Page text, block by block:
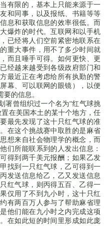
有限的，基本上只能来源于一
和同事，以及报纸、书籍等等
息和获取信息的效率很低。而
爆炸的时代。互联网和以手机
已经将人们空前紧密地联系在
重大事件，用不了多少时间就
而且唾手可得。如何更快、更
经越来越受到各级政府部门和
最近正在考虑给所有执勤的警
幕、可以联网的眼镜），以便
的信息。
曾组织过一个名为“红气球挑
在美国本土的某十个地方，任
最先发现了这十只红气球的准
在这个挑战赛中取胜的是麻省
想来自社会物理学的概念，而
们所能联系到的人发出信息：
得到两千美元报酬；如果乙发
找到一只红气球，乙可得到一
发送信息给乙，乙又发送信息
红气球，则丙得五百、乙得一
仅用了不到九小时，这十只红
有两百万人参与了帮助麻省理
他们能在九小时之内完成这项
在如此短的时间里形成如此庞